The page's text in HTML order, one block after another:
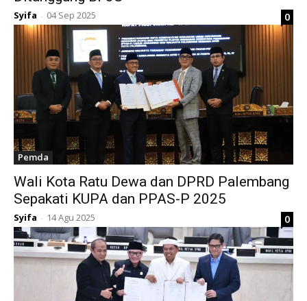
Syifa - 04 Sep 2025 0
Pemda
Wali Kota Ratu Dewa dan DPRD Palembang
Sepakati KUPA dan PPAS-P 2025
Syifa - 14 Agu 2025 0